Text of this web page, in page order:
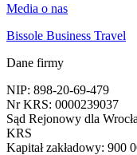
Media o nas
Bissole Business Travel
Dane firmy
NIP: 898-20-69-479
Nr KRS: 0000239037
Sąd Rejonowy dla
KRS
Kapitał zakładowy: 900